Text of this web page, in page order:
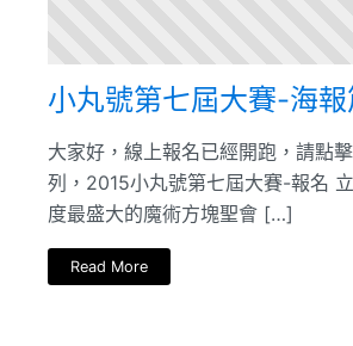
小丸號第七屆大賽-海報
大家好，線上報名已經開跑，請點
列，2015小丸號第七屆大賽-報名
度最盛大的魔術方塊聖會 […]
Read More